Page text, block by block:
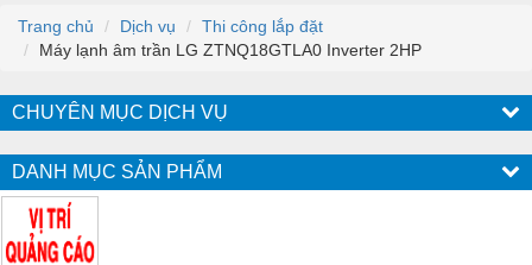
Trang chủ Dịch vụ
Thi công lắp đặt
Máy lạnh âm trần LG ZTNQ18GTLA0 Inverter 2HP
CHUYÊN MỤC DỊCH VỤ
DANH MỤC SẢN PHẨM